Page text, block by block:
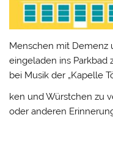
Menschen mit Demenz
eingeladen ins
bei Musik der „Kapelle
ken und Würstchen zu
oder anderen